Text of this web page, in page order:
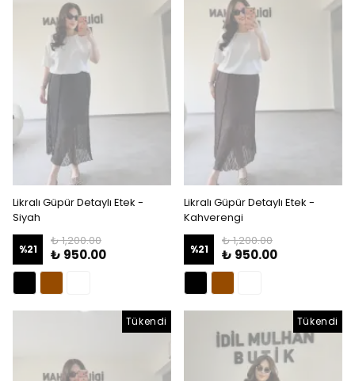
Likralı Güpür Detaylı Etek -
Siyah
%21
₺ 1,200.00
₺ 950.00
Likralı Güpür Detaylı Etek -
Kahverengi
%21
₺ 1,200.00
₺ 950.00
Tükendi Tükendi